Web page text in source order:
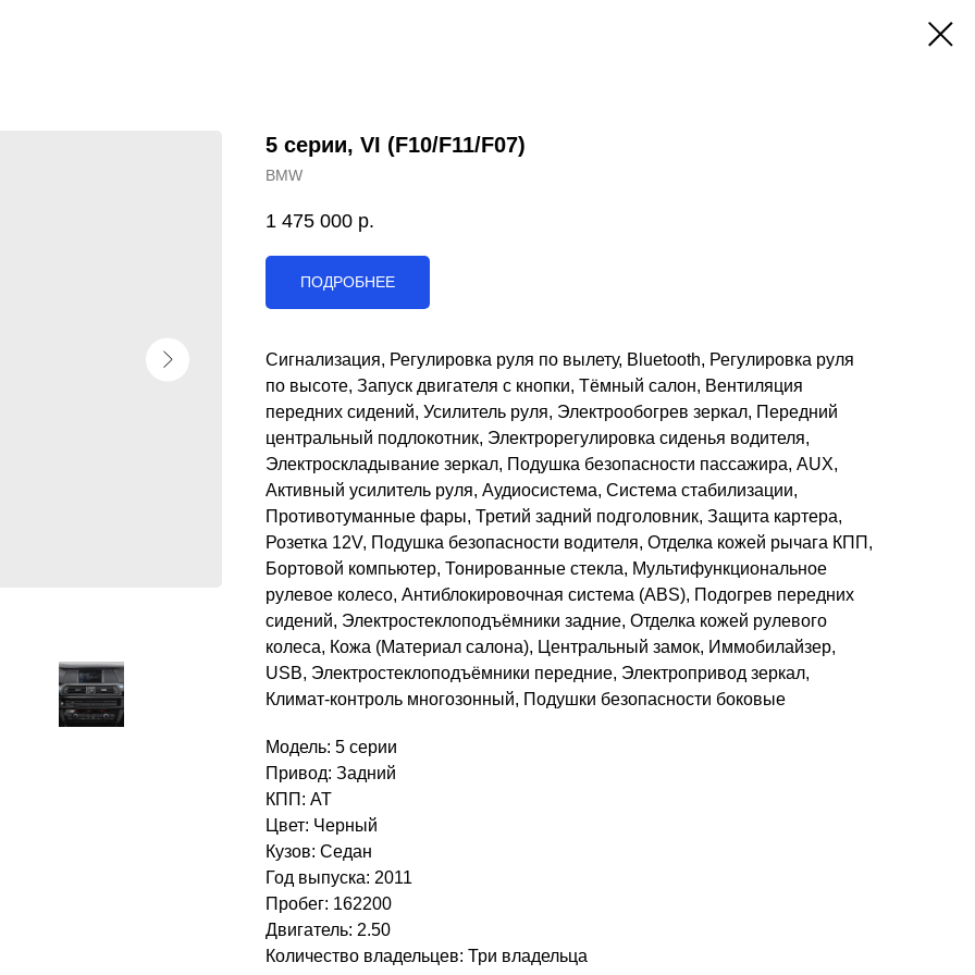
5 серии, VI (F10/F11/F07)
BMW
1 475 000 р.
ПОДРОБНЕЕ
Сигнализация, Регулировка руля по вылету, Bluetooth, Регулировка руля
по высоте, Запуск двигателя с кнопки, Тёмный салон, Вентиляция
передних сидений, Усилитель руля, Электрообогрев зеркал, Передний
центральный подлокотник, Электрорегулировка сиденья водителя,
Электроскладывание зеркал, Подушка безопасности пассажира, AUX,
Активный усилитель руля, Аудиосистема, Система стабилизации,
Противотуманные фары, Третий задний подголовник, Защита картера,
Розетка 12V, Подушка безопасности водителя, Отделка кожей рычага КПП,
Бортовой компьютер, Тонированные стекла, Мультифункциональное
рулевое колесо, Антиблокировочная система (ABS), Подогрев передних
сидений, Электростеклоподъёмники задние, Отделка кожей рулевого
колеса, Кожа (Материал салона), Центральный замок, Иммобилайзер,
USB, Электростеклоподъёмники передние, Электропривод зеркал,
Климат-контроль многозонный, Подушки безопасности боковые
Модель: 5 серии
Привод: Задний
КПП: AT
Цвет: Черный
Кузов: Седан
Год выпуска: 2011
Пробег: 162200
Двигатель: 2.50
Количество владельцев: Три владельца